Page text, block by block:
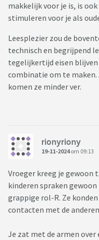
makkelijk voor je is, is
stimuleren voor je als
Leesplezier zou de
technisch en begrijpend
tegelijkertijd eisen
combinatie om te
komen ze minder ver.
rionyriony
19-11-2024om 09:13
Vroeger kreeg je gewoon
kinderen spraken
grappige rol-R. Ze
contacten met de
Je zat met de armen